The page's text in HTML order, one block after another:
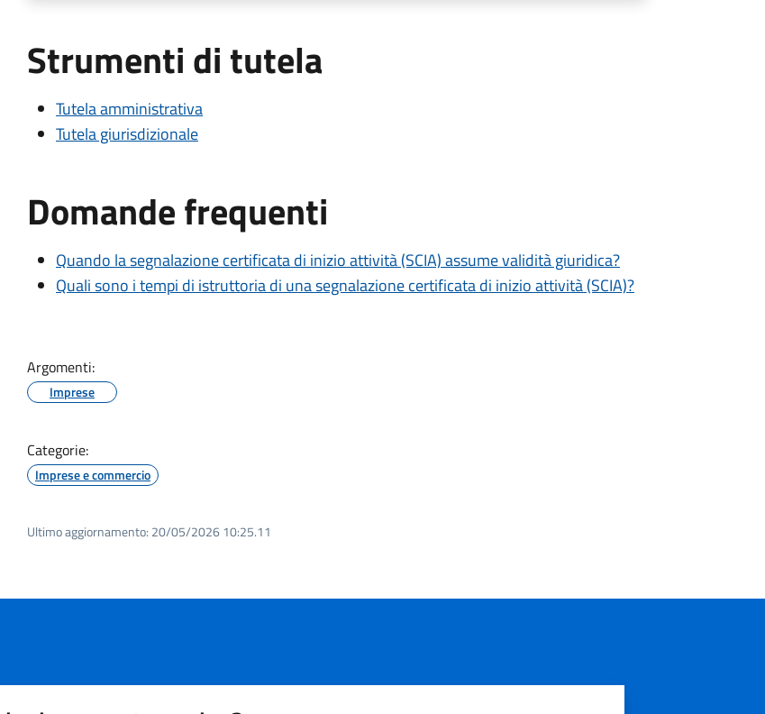
Strumenti di tutela
Tutela amministrativa
Tutela giurisdizionale
Domande frequenti
Quando la segnalazione certificata di inizio attività (SCIA) assume validità giuridica?
Quali sono i tempi di istruttoria di una segnalazione certificata di inizio attività (SCIA)?
Argomenti:
Imprese
Categorie:
Imprese e commercio
Ultimo aggiornamento: 20/05/2026 10:25.11